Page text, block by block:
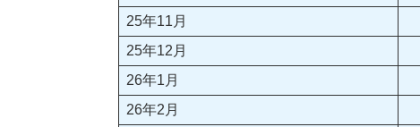
25年11月
25年12月
26年1月
26年2月